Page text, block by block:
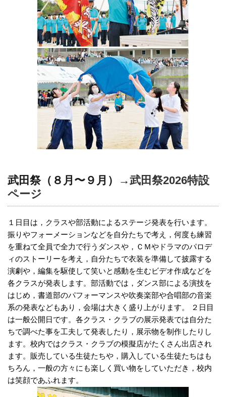
武田祭（８月〜９月）→武田祭2026特設
ページ
１日目は，クラスや部活動によるステージ発表を行います。
振りやフォーメーションなどを自分たちで考え，何度も練習
を重ねて全員で全力で行うダンスや，ＣＭやドラマのパロデ
ィのストーリーを考え，自分たちで衣装を準備して披露する
演劇や，編集を駆使して笑いと感動を生むビデオ作成などを
各クラスが発表します。部活動では，ダンス部による演技を
はじめ，書道部のパフォーマンスや吹奏楽部や合唱部の音楽
系の発表などもあり，会場は大きく盛り上がります。 ２日目
は一般公開日です。各クラス・クラブの展示発表では自分た
ちで調べた事を工夫して発表したり，展示物を制作したりし
ます。校内ではクラス・クラブの模擬店がたくさん出店され
ます。販売している生徒たちや，購入している生徒たちはも
ちろん，一般の方々にも楽しく買い物をしていただき，校内
は笑顔であふれます。